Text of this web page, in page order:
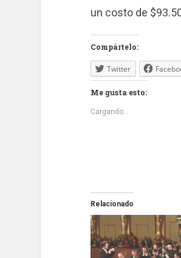
un costo de
Compártelo:
Twitter
Me gusta esto:
Cargando...
Relacionado